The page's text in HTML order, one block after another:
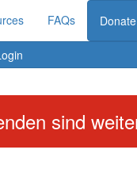
FAQs Donate
sind